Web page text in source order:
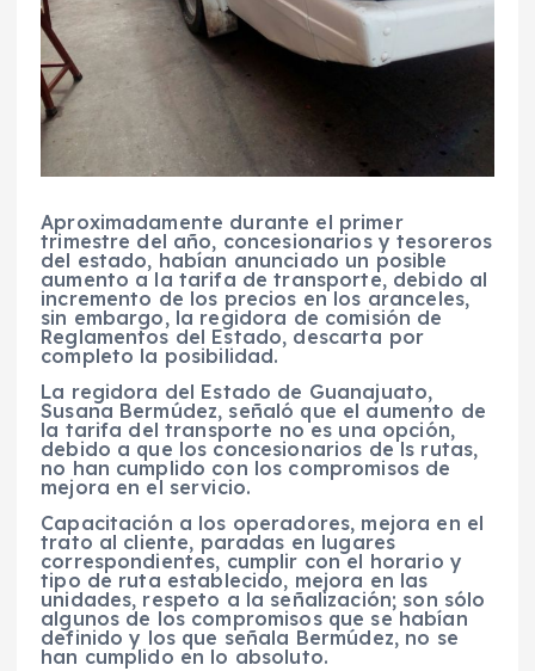
Aproximadamente durante el primer
trimestre del año, concesionarios y tesoreros
del estado, habían anunciado un posible
aumento a la tarifa de transporte, debido al
incremento de los precios en los aranceles,
sin embargo, la regidora de comisión de
Reglamentos del Estado, descarta por
completo la posibilidad.
La regidora del Estado de Guanajuato,
Susana Bermúdez, señaló que el aumento de
la tarifa del transporte no es una opción,
debido a que los concesionarios de ls rutas,
no han cumplido con los compromisos de
mejora en el servicio.
Capacitación a los operadores, mejora en el
trato al cliente, paradas en lugares
correspondientes, cumplir con el horario y
tipo de ruta establecido, mejora en las
unidades, respeto a la señalización; son sólo
algunos de los compromisos que se habían
definido y los que señala Bermúdez, no se
han cumplido en lo absoluto.